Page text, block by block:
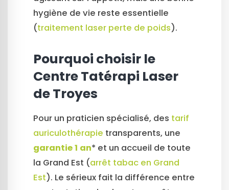
hygiène de vie reste essentielle
(traitement laser perte de poids).
Pourquoi choisir le
Centre Tatérapi Laser
de Troyes
Pour un praticien spécialisé, des tarif
auriculothérapie transparents, une
garantie 1 an* et un accueil de toute
la Grand Est (arrêt tabac en Grand
Est). Le sérieux fait la différence entre